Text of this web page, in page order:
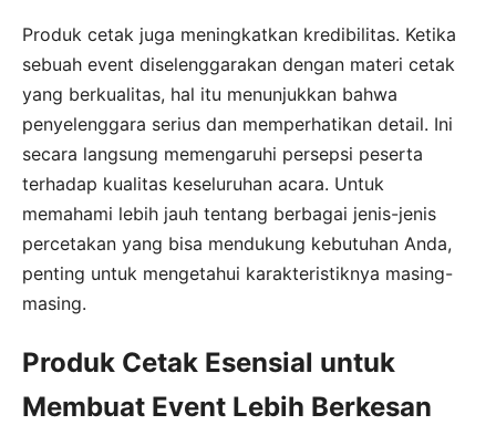
Produk cetak juga meningkatkan kredibilitas. Ketika
sebuah event diselenggarakan dengan materi cetak
yang berkualitas, hal itu menunjukkan bahwa
penyelenggara serius dan memperhatikan detail. Ini
secara langsung memengaruhi persepsi peserta
terhadap kualitas keseluruhan acara. Untuk
memahami lebih jauh tentang berbagai jenis-jenis
percetakan yang bisa mendukung kebutuhan Anda,
penting untuk mengetahui karakteristiknya masing-
masing.
Produk Cetak Esensial untuk
Membuat Event Lebih Berkesan